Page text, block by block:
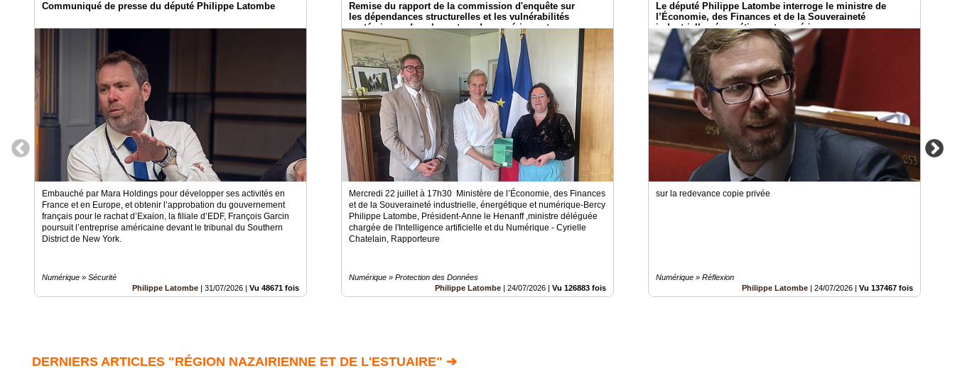
Communiqué de presse du député Philippe Latombe
Embauché par Mara Holdings pour développer ses activités en
France et en Europe, et obtenir l’approbation du gouvernement
français pour le rachat d’Exaion, la filiale d’EDF, François Garcin
poursuit l’entreprise américaine devant le tribunal du Southern
District de New York.
Numérique » Sécurité
Philippe Latombe
31/07/2026 Vu 48671 fois
Remise du rapport de la commission d'enquête sur
les dépendances structurelles et les vulnérabilités
systémiques dans le secteur du numérique et
les risques pour l’indépendance de la France
Mercredi 22 juillet à 17h30 Ministère de l’Économie, des Finances
et de la Souveraineté industrielle, énergétique et numérique-Bercy
Philippe Latombe, Président-Anne le Henanff ,ministre déléguée
chargée de l'Intelligence artificielle et du Numérique - Cyrielle
Chatelain, Rapporteure
Numérique » Protection des Données
Philippe Latombe
24/07/2026 Vu 126883 fois
Le député Philippe Latombe interroge le ministre de
l’Économie, des Finances et de la Souveraineté
industrielle , énergétique et numérique
sur la redevance copie privée
Numérique » Réflexion
Philippe Latombe
24/07/2026 Vu 137467 fois
DERNIERS ARTICLES "RÉGION NAZAIRIENNE ET DE L'ESTUAIRE" ➔